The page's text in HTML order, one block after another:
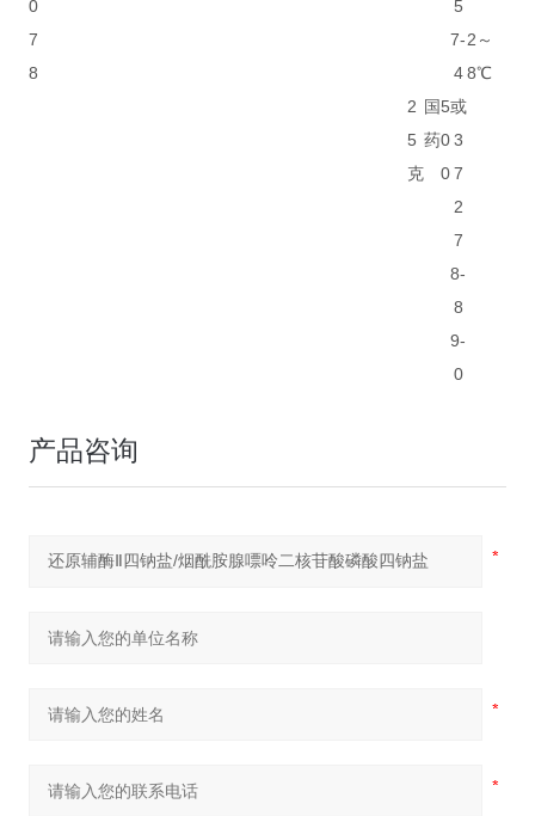
0
7
8
5
7-
4
2～
8℃
2
5
克
国
药
5
0
0
或
3
7
2
7
8-
8
9-
0
产品咨询